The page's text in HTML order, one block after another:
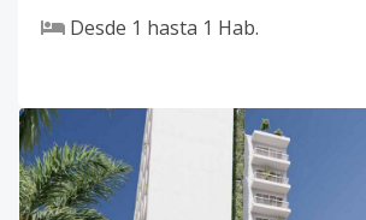
Desde 1 hasta 1 Hab.